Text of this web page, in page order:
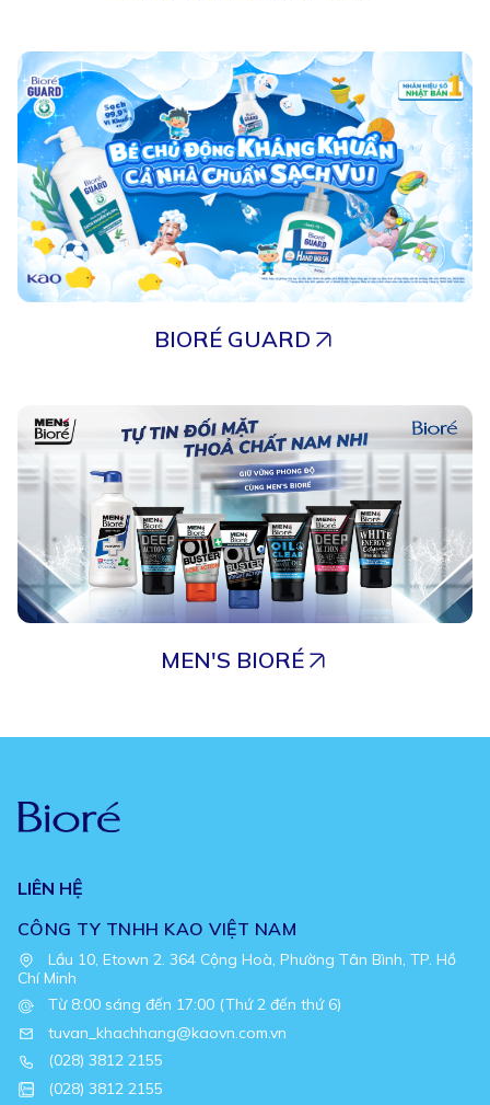
BIORÉ GUARD
MEN'S BIORÉ
LIÊN HỆ
CÔNG TY TNHH KAO VIỆT NAM
Lầu 10, Etown 2. 364 Cộng Hoà, Phường Tân Bình, TP. Hồ
Chí Minh
Từ 8:00 sáng đến 17:00 (Thứ 2 đến thứ 6)
tuvan_khachhang@kaovn.com.vn
(028) 3812 2155
(028) 3812 2155